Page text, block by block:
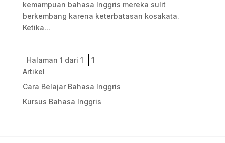
kemampuan bahasa Inggris mereka sulit
berkembang karena keterbatasan kosakata.
Ketika...
Halaman 1 dari 1
1
Artikel
Cara Belajar Bahasa Inggris
Kursus Bahasa Inggris